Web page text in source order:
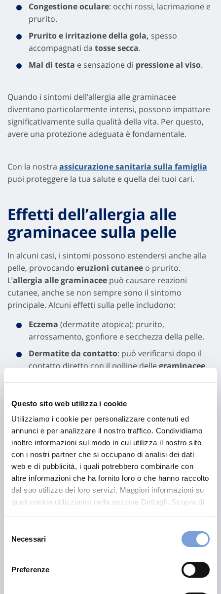
Questo sito web utilizza i cookie
Utilizziamo i cookie per personalizzare contenuti ed
annunci e per analizzare il nostro traffico. Condividiamo
inoltre informazioni sul modo in cui utilizza il nostro sito
con i nostri partner che si occupano di analisi dei dati
web e di pubblicità, i quali potrebbero combinarle con
altre informazioni che ha fornito loro o che hanno raccolto
dal suo utilizzo dei loro servizi. Maggiori informazioni su
quali cookie utilizziamo nella sezione Dettagli. Scopra di
può trovare nel footer del sito nella sezione "Informativa
delNecessari
Preferenze
Congestione oculare: occhi rossi, lacrimazione e
prurito.
Prurito e irritazione della gola, spesso
accompagnati da tosse secca.
Mal di testa e sensazione di pressione al viso.
Quando i sintomi dell’allergia alle graminacee
diventano particolarmente intensi, possono impattare
significativamente sulla qualità della vita. Per questo,
avere una protezione adeguata è fondamentale.
Con la nostra assicurazione sanitaria sulla famiglia
puoi proteggere la tua salute e quella dei tuoi cari.
Effetti dell’allergia alle
graminacee sulla pelle
In alcuni casi, i sintomi possono estendersi anche alla
pelle, provocando eruzioni cutanee o prurito.
L’allergia alle graminacee può causare reazioni
cutanee, anche se non sempre sono il sintomo
principale. Alcuni effetti sulla pelle includono:
Eczema (dermatite atopica): prurito,
arrossamento, gonfiore e secchezza della pelle.
Dermatite da contatto: può verificarsi dopo il
contatto diretto con il polline dellegraminacee,
intorno agli occhi e alle labbra, accompagnato da
prurito e sensazione di tensione.
Secchezza cutanea : aggravata dall’allergia, che
rende la pelle più suscettibile a screpolature e
irritazioni.
Come combattere l’allergia
alle graminacee?
Percombattere l’allergia alle graminacee
fondamentale adottare un approccio che comprenda
sia misure preventive che terapeutiche. Ecco alcuni
suggerimenti utili: